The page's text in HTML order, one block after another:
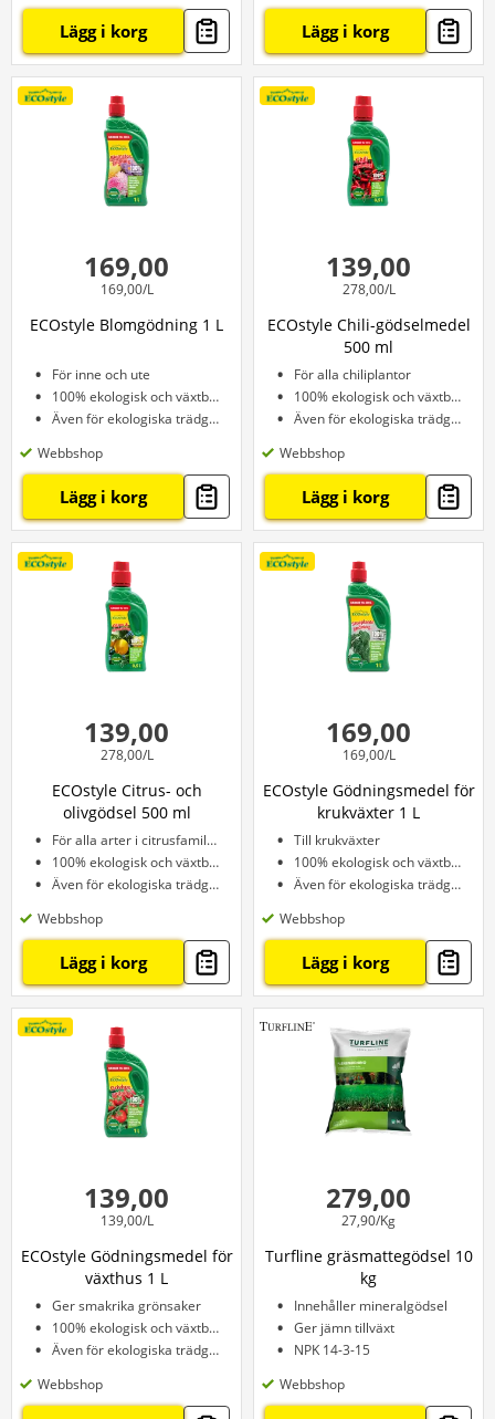
Lägg i korg Lägg i korg
169,00
169,00/L
ECOstyle Blomgödning 1 L
För inne och ute
100% ekologisk och växtbaserad
Även för ekologiska trädgårdar
Webbshop
Lägg i korg
139,00
278,00/L
ECOstyle Chili-gödselmedel
500 ml
För alla chiliplantor
100% ekologisk och växtbaserad
Även för ekologiska trädgårdar
Webbshop
Lägg i korg
139,00
278,00/L
ECOstyle Citrus- och
olivgödsel 500 ml
För alla arter i citrusfamiljen
100% ekologisk och växtbaserad
Även för ekologiska trädgårdar
Webbshop
Lägg i korg
169,00
169,00/L
ECOstyle Gödningsmedel för
krukväxter 1 L
Till krukväxter
100% ekologisk och växtbaserad
Även för ekologiska trädgårdar
Webbshop
Lägg i korg
139,00
139,00/L
ECOstyle Gödningsmedel för
växthus 1 L
Ger smakrika grönsaker
100% ekologisk och växtbaserad
Även för ekologiska trädgårdar
Webbshop
279,00
27,90/Kg
Turfline gräsmattegödsel 10
kg
Innehåller mineralgödsel
Ger jämn tillväxt
NPK 14-3-15
Webbshop